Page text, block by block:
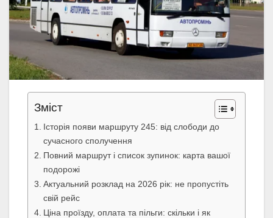
Зміст
Історія появи маршруту 245: від слободи до
сучасного сполучення
Повний маршрут і список зупинок: карта вашої
подорожі
Актуальний розклад на 2026 рік: не пропустіть
свій рейс
Ціна проїзду, оплата та пільги: скільки і як